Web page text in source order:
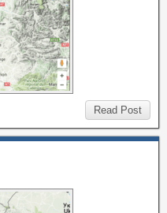
Read Post